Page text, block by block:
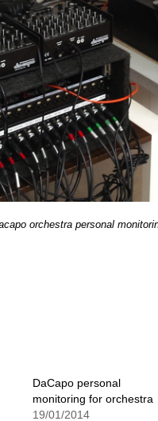
orchestra personal
DaCapo personal
monitoring for orchestra
19/01/2014